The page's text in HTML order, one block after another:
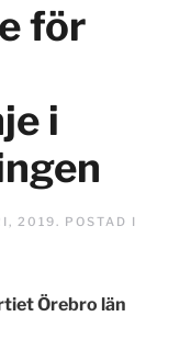
för
i
2019 . POSTAD I
Örebro län